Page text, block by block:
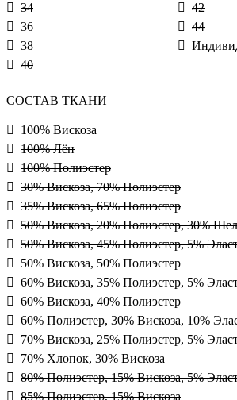
34
36
38
40
42
44
СОСТАВ ТКАНИ
100% Вискоза
100% Лён
100% Полиэстер
30% Вискоза, 70% Полиэстер
35% Вискоза, 65% Полиэстер
50% Вискоза, 20% Полиэстер, 30%
50% Вискоза, 45% Полиэстер, 5%
50% Вискоза, 50% Полиэстер
60% Вискоза, 35% Полиэстер, 5%
60% Вискоза, 40% Полиэстер
60% Полиэстер, 30% Вискоза, 10%
70% Вискоза, 25% Полиэстер, 5%
70% Хлопок, 30% Вискоза
80% Полиэстер, 15% Вискоза, 5%
85% Полиэстер, 15% Вискоза